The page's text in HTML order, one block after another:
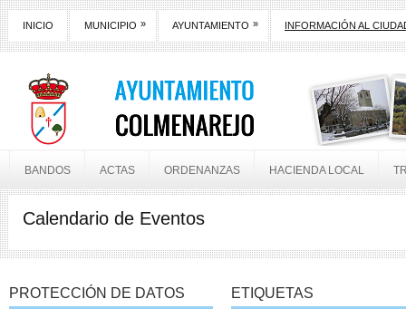
INICIO MUNICIPIO » AYUNTAMIENTO » INFORMACIÓN AL
BANDOS ACTAS ORDENANZAS HACIENDA LOCAL
Calendario de Eventos
PROTECCIÓN DE DATOS ETIQUETAS